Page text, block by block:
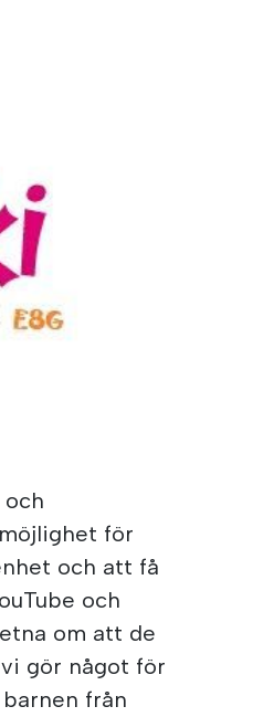
för
och att få
och
om att de
gör något för
från